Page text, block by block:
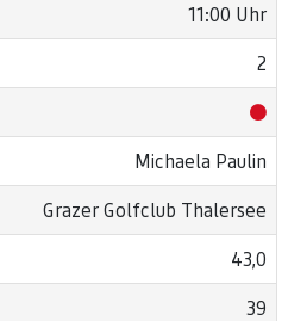
11:00 Uhr
2
Michaela Paulin
Grazer Golfclub Thalersee
43,0
39